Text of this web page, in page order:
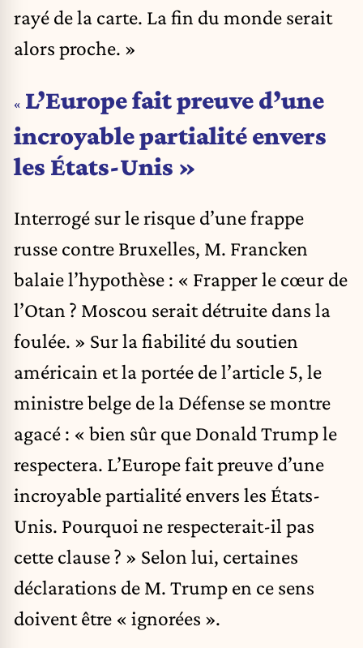
rayé de la carte. La fin du monde serait
alors proche. »
« L’Europe fait preuve d’une
incroyable partialité envers
les États-Unis »
Interrogé sur le risque d’une frappe
russe contre Bruxelles, M. Francken
balaie l’hypothèse : « Frapper le cœur de
l’Otan ? Moscou serait détruite dans la
foulée. » Sur la fiabilité du soutien
américain et la portée de l’article 5, le
ministre belge de la Défense se montre
agacé : « bien sûr que Donald Trump le
respectera. L’Europe fait preuve d’une
incroyable partialité envers les États-
Unis. Pourquoi ne respecterait-il pas
cette clause ? » Selon lui, certaines
déclarations de M. Trump en ce sens
doivent être « ignorées ».